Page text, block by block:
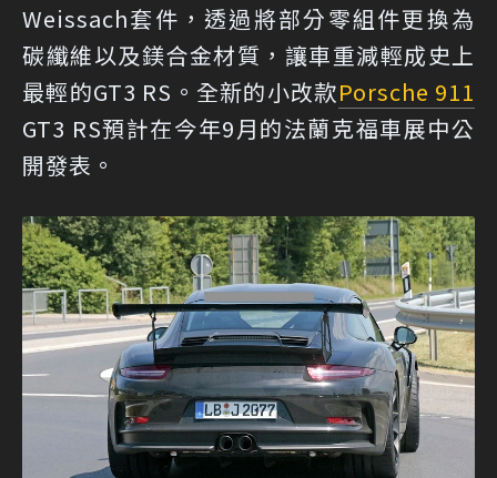
Weissach套件，透過將部分零組件更換為
碳纖維以及鎂合金材質，讓車重減輕成史上
最輕的GT3 RS。全新的小改款Porsche 911
GT3 RS預計在今年9月的法蘭克福車展中公
開發表。